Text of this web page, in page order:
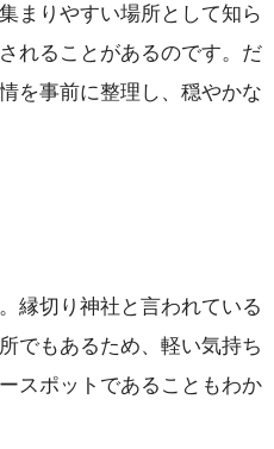
まりやすい場所として知ら
れることがあるのです。だ
を事前に整理し、穏やかな
縁切り神社と言われている
でもあるため、軽い気持ち
スポットであることもわか